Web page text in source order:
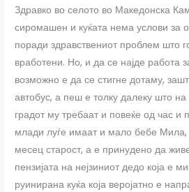
Здравко во селото во Македонска
сиромашен и куќата нема услови за
поради здравствениот проблем што
вработени. Но, и да се најде работа
возможно е да се стигне дотаму,
автобус, а пеш е толку далеку што
градот му требаат и повеќе од час
млади луѓе имаат и мало бебе
месец старост, а е принудено да
пензијата на нејзиниот дедо која е
руинирана куќа која веројатно е